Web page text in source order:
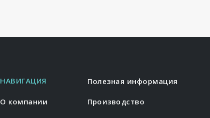
НАВИГАЦИЯ
О компании Производство
Полезная информация